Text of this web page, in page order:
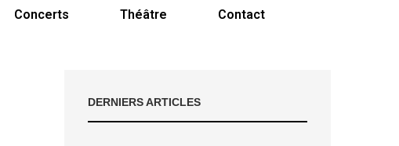
Concerts Théâtre Contact
DERNIERS ARTICLES